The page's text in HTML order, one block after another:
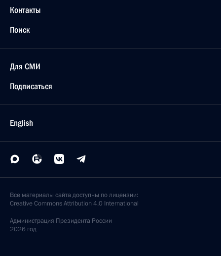
Контакты
Поиск
Для СМИ
Подписаться
English
Все материалы сайта доступны по лицензии:
Creative Commons Attribution 4.0 International
Администрация Президента России
2026 год